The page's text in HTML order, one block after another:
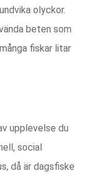
olyckor.
beten som
fiskar litar
upplevelse du
social
då är dagsfiske